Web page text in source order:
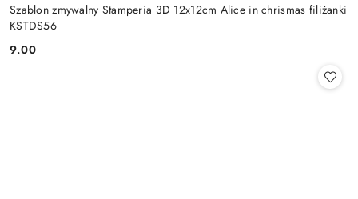
Szablon zmywalny Stamperia 3D 12x12cm Alice in chrismas filiżanki
KSTDS56
Cena:
9.00